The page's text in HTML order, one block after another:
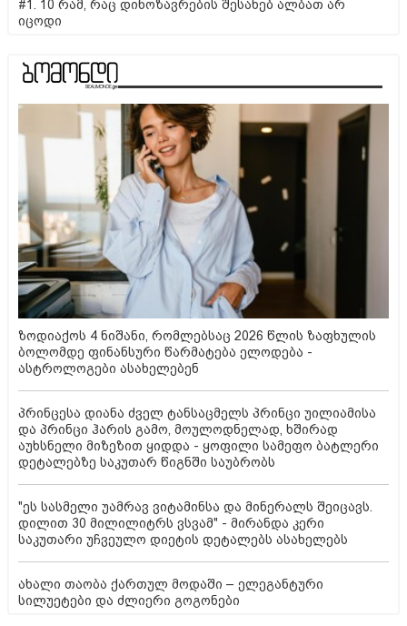
#1. 10 რამ, რაც დინოზავრების შესახებ ალბათ არ
იცოდი
ზოდიაქოს 4 ნიშანი, რომლებსაც 2026 წლის ზაფხულის
ბოლომდე ფინანსური წარმატება ელოდება -
ასტროლოგები ასახელებენ
პრინცესა დიანა ძველ ტანსაცმელს პრინცი უილიამისა
და პრინცი ჰარის გამო, მოულოდნელად, ხშირად
აუხსნელი მიზეზით ყიდდა - ყოფილი სამეფო ბატლერი
დეტალებზე საკუთარ წიგნში საუბრობს
"ეს სასმელი უამრავ ვიტამინსა და მინერალს შეიცავს.
დილით 30 მილილიტრს ვსვამ" - მირანდა კერი
საკუთარი უჩვეულო დიეტის დეტალებს ასახელებს
ახალი თაობა ქართულ მოდაში – ელეგანტური
სილუეტები და ძლიერი გოგონები